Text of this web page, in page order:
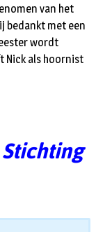
van het
bedankt met een
wordt
Nick als hoornist